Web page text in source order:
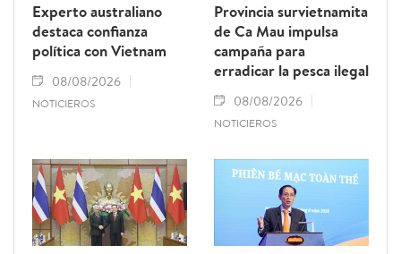
Experto australiano
destaca confianza
política con Vietnam
08/08/2026
NOTICIEROS
Provincia survietnamita
de Ca Mau impulsa
campaña para
erradicar la pesca ilegal
08/08/2026
NOTICIEROS